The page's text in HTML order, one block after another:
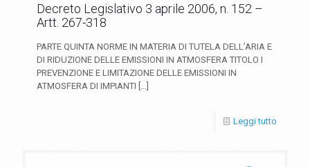
Decreto Legislativo 3 aprile 2006, n. 152 –
Artt. 267-318
PARTE QUINTA NORME IN MATERIA DI TUTELA DELL’ARIA E
DI RIDUZIONE DELLE EMISSIONI IN ATMOSFERA TITOLO I
PREVENZIONE E LIMITAZIONE DELLE EMISSIONI IN
ATMOSFERA DI IMPIANTI […]
Leggi tutto